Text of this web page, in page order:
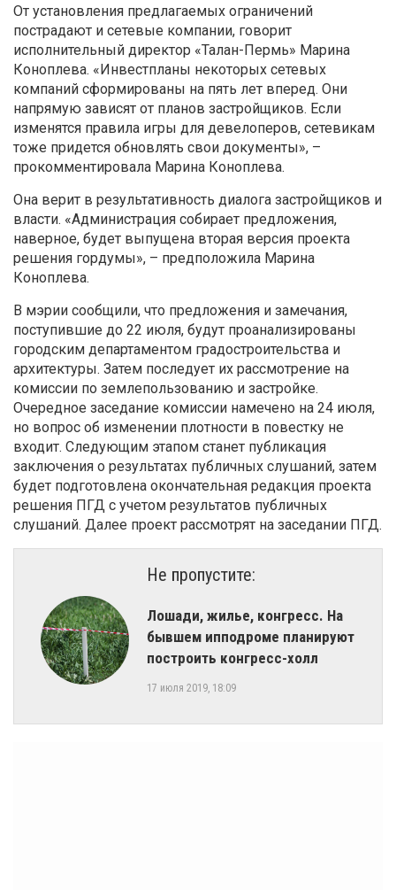
От установления предлагаемых ограничений
пострадают и сетевые компании, говорит
исполнительный директор «Талан-Пермь» Марина
Коноплева. «Инвестпланы некоторых сетевых
компаний сформированы на пять лет вперед. Они
напрямую зависят от планов застройщиков. Если
изменятся правила игры для девелоперов, сетевикам
тоже придется обновлять свои документы», –
прокомментировала Марина Коноплева.
Она верит в результативность диалога застройщиков и
власти. «Администрация собирает предложения,
наверное, будет выпущена вторая версия проекта
решения гордумы», – предположила Марина
Коноплева.
В мэрии сообщили, что предложения и замечания,
поступившие до 22 июля, будут проанализированы
городским департаментом градостроительства и
архитектуры. Затем последует их рассмотрение на
комиссии по землепользованию и застройке.
Очередное заседание комиссии намечено на 24 июля,
но вопрос об изменении плотности в повестку не
входит. Следующим этапом станет публикация
заключения о результатах публичных слушаний, затем
будет подготовлена окончательная редакция проекта
решения ПГД с учетом результатов публичных
слушаний. Далее проект рассмотрят на заседании ПГД.
Не пропустите:
Лошади, жилье, конгресс. На
бывшем ипподроме планируют
построить конгресс-холл
17 июля 2019, 18:09